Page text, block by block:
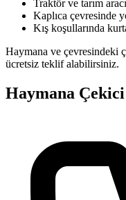
Traktör ve tarım
Kaplıca çevresinde
Kış koşullarında
Haymana ve çevresindeki
ücretsiz teklif alabilirsiniz.
Haymana